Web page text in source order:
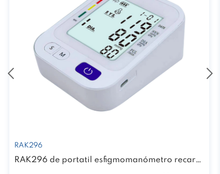
RAK296
RAK296 de portatil esfigmomanómetro recargable Monitor electrónico de presión arterial